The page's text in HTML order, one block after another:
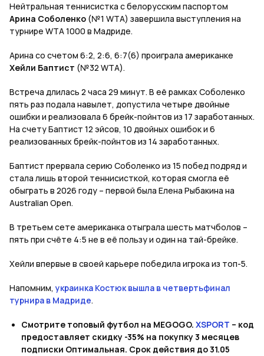
Нейтральная теннисистка с белорусским паспортом
Арина Соболенко (№1 WTA) завершила выступления на
турнире WTA 1000 в Мадриде.
Арина со счетом 6:2, 2:6, 6:7(6) проиграла американке
Хейли Баптист (№32 WTA).
Встреча длилась 2 часа 29 минут. В её рамках Соболенко
пять раз подала навылет, допустила четыре двойные
ошибки и реализовала 6 брейк-пойнтов из 17 заработанных.
На счету Баптист 12 эйсов, 10 двойных ошибок и 6
реализованных брейк-пойнтов из 14 заработанных.
Баптист прервала серию Соболенко из 15 побед подряд и
стала лишь второй теннисисткой, которая смогла её
обыграть в 2026 году – первой была Елена Рыбакина на
Australian Open.
В третьем сете американка отыграла шесть матчболов –
пять при счёте 4:5 не в её пользу и один на тай-брейке.
Хейли впервые в своей карьере победила игрока из топ-5.
Напомним, украинка Костюк вышла в четвертьфинал
турнира в Мадриде.
Смотрите топовый футбол на MEGOGO. XSPORT – код
предоставляет скидку -35% на покупку 3 месяцев
подписки Оптимальная. Срок действия до 31.05